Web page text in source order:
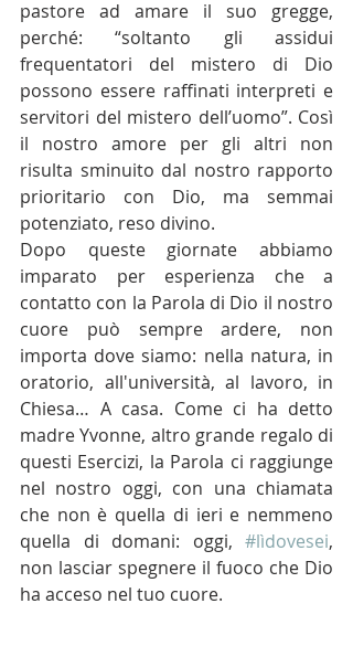
pastore ad amare il suo gregge,
perché: “soltanto gli assidui
frequentatori del mistero di Dio
possono essere raffinati interpreti e
servitori del mistero dell’uomo”. Così
il nostro amore per gli altri non
risulta sminuito dal nostro rapporto
prioritario con Dio, ma semmai
potenziato, reso divino.
Dopo queste giornate abbiamo
imparato per esperienza che a
contatto con la Parola di Dio il nostro
cuore può sempre ardere, non
importa dove siamo: nella natura, in
oratorio, all'università, al lavoro, in
Chiesa… A casa. Come ci ha detto
madre Yvonne, altro grande regalo di
questi Esercizi, la Parola ci raggiunge
nel nostro oggi, con una chiamata
che non è quella di ieri e nemmeno
quella di domani: oggi, #lìdovesei,
non lasciar spegnere il fuoco che Dio
ha acceso nel tuo cuore.